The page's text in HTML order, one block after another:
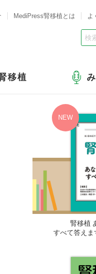
移植
MediPress腎移植とは よ
腎移植
すべて答えま